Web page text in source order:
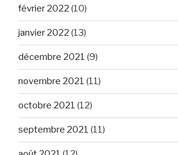
février 2022 (10)
janvier 2022 (13)
décembre 2021 (9)
novembre 2021 (11)
octobre 2021 (12)
septembre 2021 (11)